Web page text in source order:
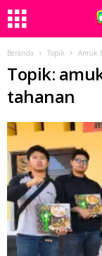
Beranda Topik Amuk
Topik:
tahanan